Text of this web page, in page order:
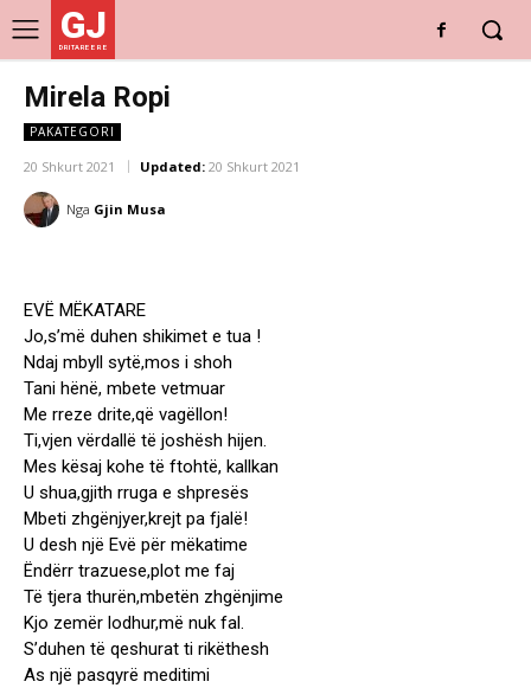
GJ
DRITARE E RE
Mirela Ropi
PAKATEGORI
20 Shkurt 2021 Updated: 20 Shkurt 2021
Nga Gjin Musa
EVË MËKATARE
Jo,s’më duhen shikimet e tua !
Ndaj mbyll sytë,mos i shoh
Tani hënë, mbete vetmuar
Me rreze drite,që vagëllon!
Ti,vjen vërdallë të joshësh hijen.
Mes kësaj kohe të ftohtë, kallkan
U shua,gjith rruga e shpresës
Mbeti zhgënjyer,krejt pa fjalë!
U desh një Evë për mëkatime
Ëndërr trazuese,plot me faj
Të tjera thurën,mbetën zhgënjime
Kjo zemër lodhur,më nuk fal.
S’duhen të qeshurat ti rikëthesh
As një pasqyrë meditimi